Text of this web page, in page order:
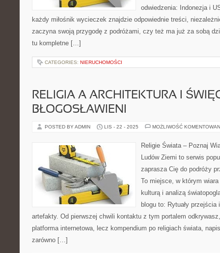
odwiedzenia: Indonezja i
każdy miłośnik wycieczek znajdzie odpowiednie treści,
zaczyna swoją przygodę z podróżami, czy też ma już za sobą
tu kompletne […]
CATEGORIES: NIERUCHOMOŚCI
RELIGIA A ARCHITEKTURA I
BŁOGOSŁAWIENI
POSTED BY ADMIN LIS - 22 - 2025 MOŻLIWOŚĆ
Religie Świata – Poznaj
Ludów Ziemi to serwis
zaprasza Cię do podróży
To miejsce, w którym
kulturą i analizą
blogu to: Rytuały
artefakty. Od pierwszej chwili kontaktu z tym portalem
platforma internetowa, lecz kompendium po religiach świata,
zarówno […]